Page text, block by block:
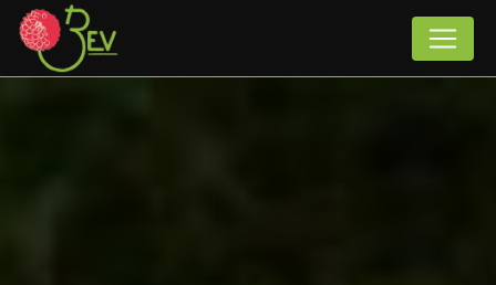
Panneau de gestion des cookies